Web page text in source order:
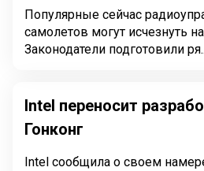
Популярные сейчас
самолетов могут исчезнуть
Законодатели подготовили
Intel переносит
Гонконг
Intel сообщила о своем